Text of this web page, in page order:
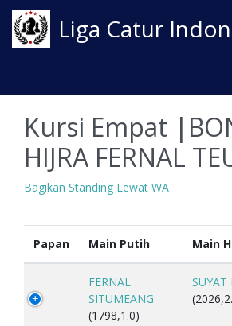
Liga Catur
Kursi Empat
HIJRA FERNAL
Bagikan Standing Lewat WA
Papan Main Putih Main
FERNAL
SITUMEANG
(1798,1.0)
SUYAT